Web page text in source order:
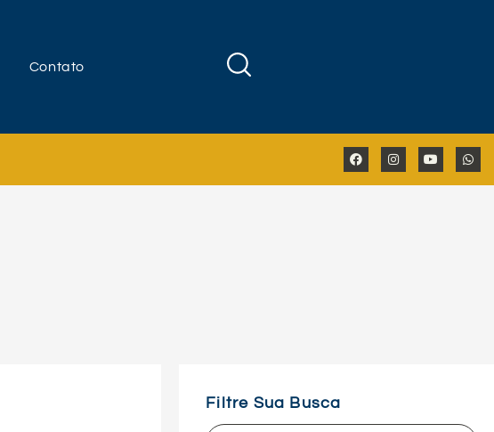
Contato
Filtre Sua Busca